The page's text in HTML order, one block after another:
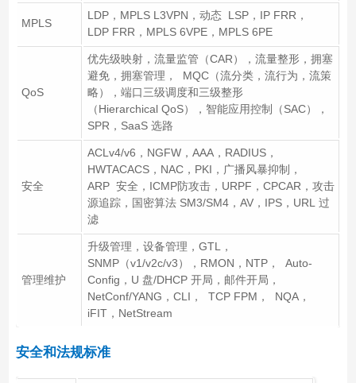
MPLS
LDP，MPLS L3VPN，动态 LSP，IP FRR，
LDP FRR，MPLS 6VPE，MPLS 6PE
QoS
优先级映射，流量监管（CAR），流量整形，拥塞
避免，拥塞管理， MQC（流分类，流行为，流策
略），端口三级调度和三级整形
（Hierarchical QoS），智能应用控制（SAC），
SPR，SaaS 选路
安全
ACLv4/v6，NGFW，AAA，RADIUS，
HWTACACS，NAC，PKI，广播风暴抑制，
ARP 安全，ICMP防攻击，URPF，CPCAR，攻击
源追踪，国密算法 SM3/SM4，AV，IPS，URL 过
滤
管理维护
升级管理，设备管理，GTL，
SNMP（v1/v2c/v3），RMON，NTP， Auto-
Config，U 盘/DHCP 开局，邮件开局，
NetConf/YANG，CLI， TCP FPM， NQA，
iFIT，NetStream
安全和法规标准